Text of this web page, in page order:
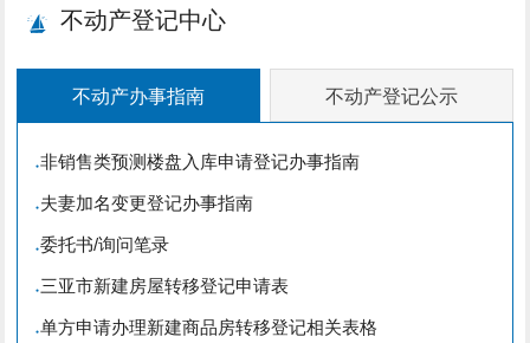
不动产登记中心
不动产办事指南 不动产登记公示
●非销售类预测楼盘入库申请登记办事指南
● 夫妻加名变更登记办事指南
●委托书/询问笔录
● 三亚市新建房屋转移登记申请表
●单方申请办理新建商品房转移登记相关表格